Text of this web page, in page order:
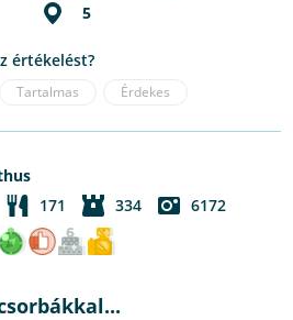
5
értékelést?
Tartalmas Érdekes
171 334 6172